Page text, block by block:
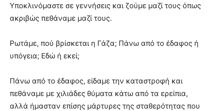
Υποκλινόμαστε σε γεννήσεις και ζούμε μαζί τους όπως
ακριβώς πεθάναμε μαζί τους.
Ρωτάμε, πού βρίσκεται η Γάζα; Πάνω από το έδαφος ή
υπόγεια; Εδώ ή εκεί;
Πάνω από το έδαφος, είδαμε την καταστροφή και
πεθάναμε με χιλιάδες θύματα κάτω από τα ερείπια,
αλλά ήμασταν επίσης μάρτυρες της σταθερότητας που